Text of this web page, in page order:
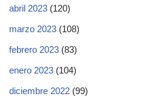
abril 2023 (120)
marzo 2023 (108)
febrero 2023 (83)
enero 2023 (104)
diciembre 2022 (99)